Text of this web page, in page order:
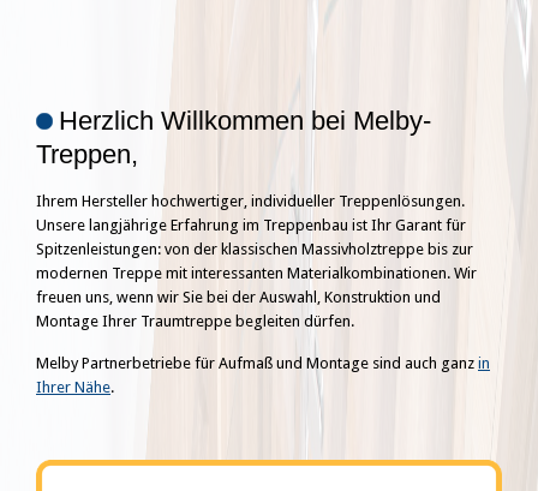
Herzlich Willkommen bei Melby-
Treppen,
Ihrem Hersteller hochwertiger, individueller Treppenlösungen.
Unsere langjährige Erfahrung im Treppenbau ist Ihr Garant für
Spitzenleistungen: von der klassischen Massivholztreppe bis zur
modernen Treppe mit interessanten Materialkombinationen. Wir
freuen uns, wenn wir Sie bei der Auswahl, Konstruktion und
Montage Ihrer Traumtreppe begleiten dürfen.
Melby Partnerbetriebe für Aufmaß und Montage sind auch ganz in
Ihrer Nähe.